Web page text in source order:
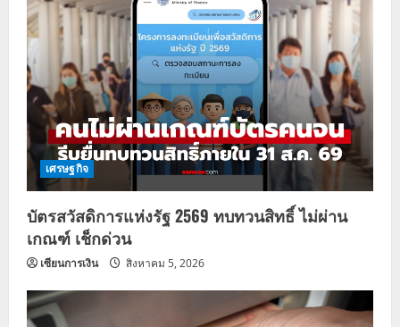
เศรษฐกิจ
บัตรสวัสดิการแห่งรัฐ 2569 ทบทวนสิทธิ์ ไม่ผ่าน
เกณฑ์ เช็กด่วน
เซียนการเงิน สิงหาคม 5, 2026